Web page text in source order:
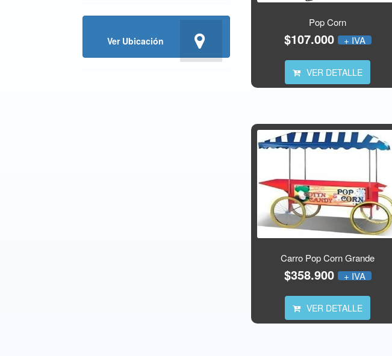
Pop Corn
$107.000 + IVA
VER DETALLE
Carro Pop Corn Grande
$358.900 + IVA
VER DETALLE
Ver Ubicación